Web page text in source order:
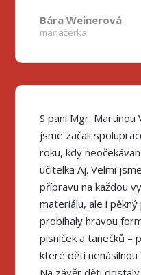
Bára Weinerová
manažerka
S paní Mgr. Martinou
jsme začali
roku, kdy
učitelka Aj. Velmi
přípravu na každou
materiálu, ale i
probíhaly hravou
písniček a tanečků –
které děti
Na závěr děti